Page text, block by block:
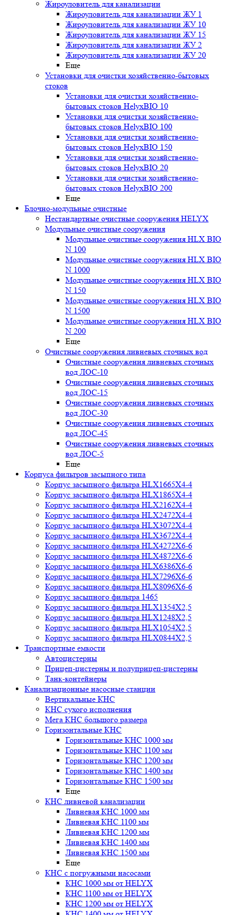
Жироуловитель для канализации
Жироуловитель для канализации ЖУ 1
Жироуловитель для канализации ЖУ 10
Жироуловитель для канализации ЖУ 15
Жироуловитель для канализации ЖУ 2
Жироуловитель для канализации ЖУ 20
Еще
Установки для очистки хозяйственно-бытовых
стоков
Установки для очистки хозяйственно-
бытовых стоков HelyxBIO 10
Установки для очистки хозяйственно-
бытовых стоков HelyxBIO 100
Установки для очистки хозяйственно-
бытовых стоков HelyxBIO 150
Установки для очистки хозяйственно-
бытовых стоков HelyxBIO 20
Установки для очистки хозяйственно-
бытовых стоков HelyxBIO 200
Еще
Блочно-модульные очистные
Нестандартные очистные сооружения HELYX
Модульные очистные сооружения
Модульные очистные сооружения HLX BIO
N 100
Модульные очистные сооружения HLX BIO
N 1000
Модульные очистные сооружения HLX BIO
N 150
Модульные очистные сооружения HLX BIO
N 1500
Модульные очистные сооружения HLX BIO
N 200
Еще
Очистные сооружения ливневых сточных вод
Очистные сооружения ливневых сточных
вод ЛОС-10
Очистные сооружения ливневых сточных
вод ЛОС-15
Очистные сооружения ливневых сточных
вод ЛОС-30
Очистные сооружения ливневых сточных
вод ЛОС-45
Очистные сооружения ливневых сточных
вод ЛОС-5
Еще
Корпуса фильтров засыпного типа
Корпус засыпного фильтра HLX1665X4-4
Корпус засыпного фильтра HLX1865X4-4
Корпус засыпного фильтра HLX2162X4-4
Корпус засыпного фильтра HLX2472X4-4
Корпус засыпного фильтра HLX3072X4-4
Корпус засыпного фильтра HLX3672X4-4
Корпус засыпного фильтра HLX4272X6-6
Корпус засыпного фильтра HLX4872X6-6
Корпус засыпного фильтра HLX6386X6-6
Корпус засыпного фильтра HLX7296X6-6
Корпус засыпного фильтра HLX8096X6-6
Корпус засыпного фильтра 1465
Корпус засыпного фильтра HLX1354X2,5
Корпус засыпного фильтра HLX1248X2,5
Корпус засыпного фильтра HLX1054X2,5
Корпус засыпного фильтра HLX0844X2,5
Транспортные емкости
Автоцистерны
Прицеп-цистерны и полуприцеп-цистерны
Танк-контейнеры
Канализационные насосные станции
Вертикальные КНС
КНС сухого исполнения
Мега КНС большого размера
Горизонтальные КНС
Горизонтальные КНС 1000 мм
Горизонтальные КНС 1100 мм
Горизонтальные КНС 1200 мм
Горизонтальные КНС 1400 мм
Горизонтальные КНС 1500 мм
Еще
КНС ливневой канализации
Ливневая КНС 1000 мм
Ливневая КНС 1100 мм
Ливневая КНС 1200 мм
Ливневая КНС 1400 мм
Ливневая КНС 1500 мм
Еще
КНС с погружными насосами
КНС 1000 мм от HELYX
КНС 1100 мм от HELYX
КНС 1200 мм от HELYX